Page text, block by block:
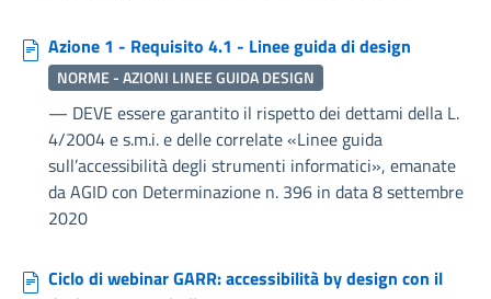
Azione 1 - Requisito 4.1 - Linee guida di design
NORME - AZIONI LINEE GUIDA DESIGN
— DEVE essere garantito il rispetto dei dettami della L.
4/2004 e s.m.i. e delle correlate «Linee guida
sull’accessibilità degli strumenti informatici», emanate
da AGID con Determinazione n. 396 in data 8 settembre
2020
Ciclo di webinar GARR: accessibilità by design con il